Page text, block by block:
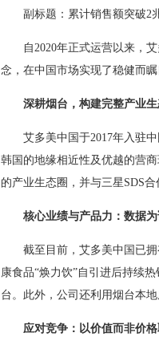
副标题：累计销售额突破2
自2020年正式运营以来，
念，在中国市场实现了稳健而瞩
深耕烟台，构建完整产业
艾多美中国于2017年入驻
韩国的地缘相近性及优越的营
的产业生态圈，并与三星SDS
核心业绩与产品力：数据
截至目前，艾多美中国已
康食品“焕力饮”自引进后持续
台。此外，公司还利用烟台本
应对竞争：以价值而非价